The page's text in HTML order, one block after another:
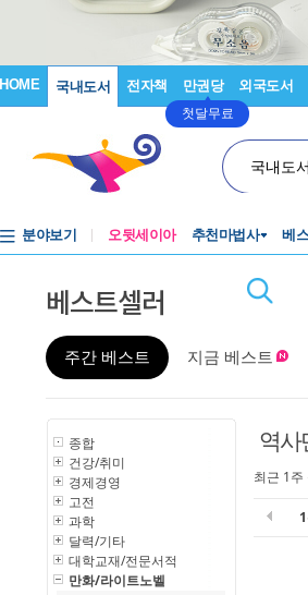
HOME 국내도서 전자책 만권당
첫달무료
외국도서
국내도
분야보기 오뒷세이아 추천마법사 베
베스트셀러
주간 베스트 지금 베스트
종합
건강/취미
경제경영
고전
과학
달력/기타
대학교재/전문서적
만화/라이트노벨
역사
최근 1